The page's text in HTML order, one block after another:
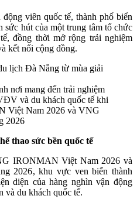
viên quốc tế, thành phố biển
sức hút của một trung tâm tổ chức
đồng thời mở rộng trải nghiệm
kết nối cộng đồng.
nơi mang đến trải nghiệm
và du khách quốc tế khi
Việt Nam 2026 và VNG
2026
thao sức bền quốc tế
IRONMAN Việt Nam 2026 và
2026, khu vực ven biển thành
diện của hàng nghìn vận động
và du khách quốc tế.